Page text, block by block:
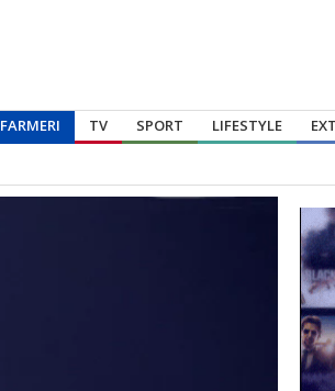
FARMERI TV SPORT LIFESTYLE